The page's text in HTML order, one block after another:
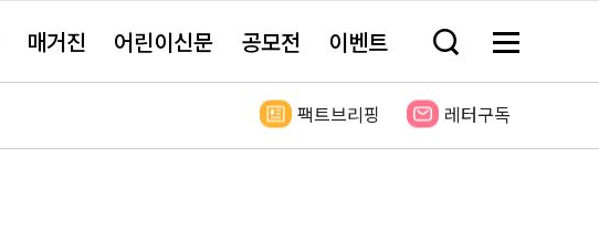
매거진 어린이신문 공모전 이벤트 검
창
기
메
전
보
팩트브리핑 레터구독